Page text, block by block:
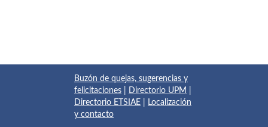
Buzón de quejas, sugerencias y
felicitaciones
Directorio UPM
Directorio ETSIAE
Localización
y contacto